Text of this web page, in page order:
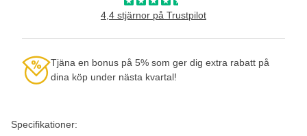
Specifikationer:
4,4 stjärnor på Trustpilot
Tjäna en bonus på 5% som ger dig extra rabatt på
dina köp under nästa kvartal!